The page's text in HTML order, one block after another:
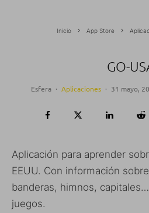
Inicio App Store
GO-
Esfera · Aplicaciones · 31 mayo,
Aplicación para aprender
EEUU. Con información
banderas, himnos,
juegos.